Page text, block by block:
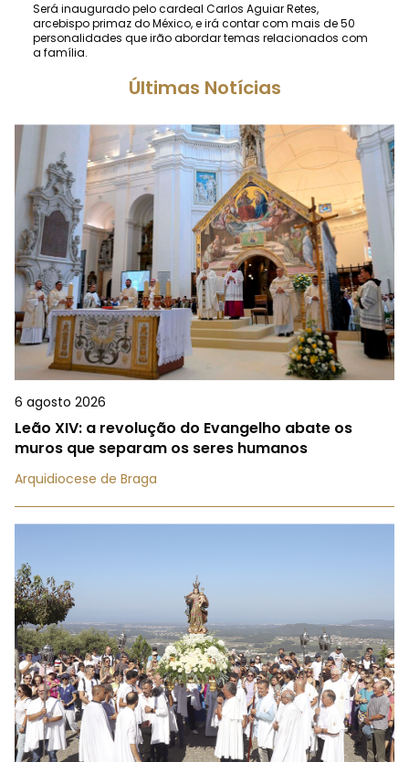
Será inaugurado pelo cardeal Carlos Aguiar Retes,
arcebispo primaz do México, e irá contar com mais de 50
personalidades que irão abordar temas relacionados com
a família.
Últimas Notícias
6 agosto 2026
Leão XIV: a revolução do Evangelho abate os
muros que separam os seres humanos
Arquidiocese de Braga